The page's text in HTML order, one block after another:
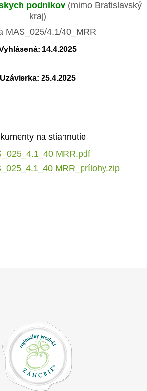
podnikov (mimo Bratislavský
kraj)
MAS_025/4.1/40_MRR
14.4.2025
Uzávierka: 25.4.2025
na stiahnutie
MRR.pdf
MRR_prílohy.zip